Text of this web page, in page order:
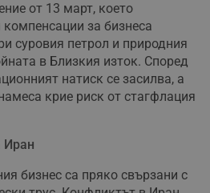
от 13 март, което
за бизнеса
суровия петрол и природния
в Близкия изток. Според
натиск се засилва, а
крие риск от стагфлация
Иран
бизнес са пряко свързани с